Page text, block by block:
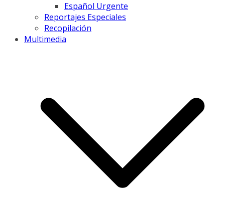
Español Urgente
Reportajes Especiales
Recopilación
Multimedia